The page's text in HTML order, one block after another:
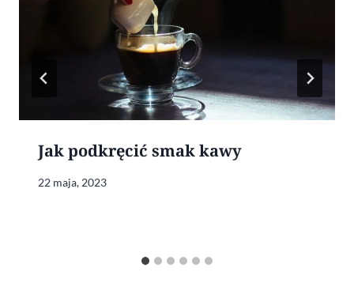
Jak podkręcić smak kawy
22 maja, 2023